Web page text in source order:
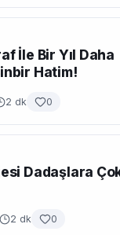
İle Bir Yıl Daha
Hatim!
2 dk 0
Dadaşlara
2 dk 0